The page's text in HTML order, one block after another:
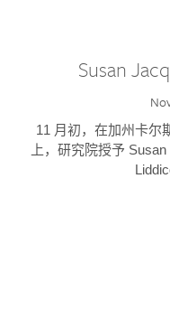
Susan
11 月初，在加州卡尔
上，研究院授予